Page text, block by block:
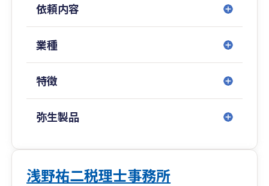
得意ですが、業種限定はしておりません。
ホームページにて、日々、税務情報なども発信し
依頼内容
業種
特徴
弥生製品
浅野祐二税理士事務所